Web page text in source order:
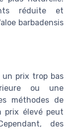
réduite et
barbadensis
un prix trop bas
ou une
méthodes de
prix élevé peut
des